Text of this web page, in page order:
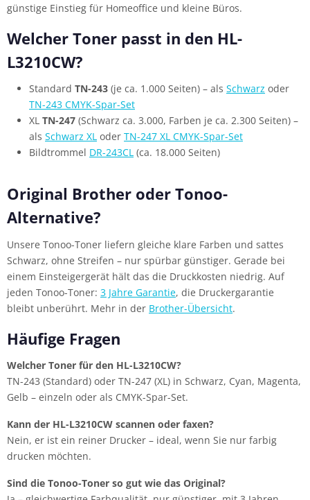
günstige Einstieg für Homeoffice und kleine Büros.
Welcher Toner passt in den HL-
L3210CW?
Standard TN-243 (je ca. 1.000 Seiten) – als Schwarz oder
TN-243 CMYK-Spar-Set
XL TN-247 (Schwarz ca. 3.000, Farben je ca. 2.300 Seiten) –
als Schwarz XL oder TN-247 XL CMYK-Spar-Set
Bildtrommel DR-243CL (ca. 18.000 Seiten)
Original Brother oder Tonoo-
Alternative?
Unsere Tonoo-Toner liefern gleiche klare Farben und sattes
Schwarz, ohne Streifen – nur spürbar günstiger. Gerade bei
einem Einsteigergerät hält das die Druckkosten niedrig. Auf
jeden Tonoo-Toner: 3 Jahre Garantie, die Druckergarantie
bleibt unberührt. Mehr in der Brother-Übersicht.
Häufige Fragen
Welcher Toner für den HL-L3210CW?
TN-243 (Standard) oder TN-247 (XL) in Schwarz, Cyan, Magenta,
Gelb – einzeln oder als CMYK-Spar-Set.
Kann der HL-L3210CW scannen oder faxen?
Nein, er ist ein reiner Drucker – ideal, wenn Sie nur farbig
drucken möchten.
Sind die Tonoo-Toner so gut wie das Original?